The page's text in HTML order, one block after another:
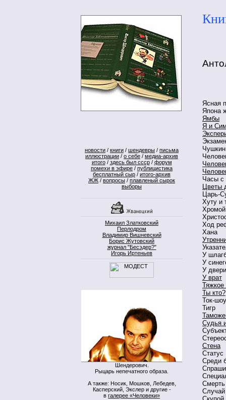
новости / книги / шендевры / письма
иллюстрации / о себе / медиа-архив
итого/ здесь был ссср/ форум
помехи в эфире / публицистика
бесплатный сыр / итого-архив
ЖЖ / вопросы / плавленый сырок
выборы
Михаил Златковский
Перлодром
Владимир Вишневский
Борис Жутовский
журнал "Бесэдер?"
Игорь Иртеньев
Шендерович.
Рыцарь непечатного образа.
А также: Носик, Мошков, Лебедев,
Касперский, Экслер и другие -
в галерее «Человеки»
Ясная
Япона
Ямбы
Я и
Часы с
Цветы
Царь-
Хуту и
Хромой
Ход
Хана
У
У
У двери
У врат
Тяжкое
Ты кто?
Ток-шоу
Тигр
Судья
Стена
Статус
Среди
Смерть
Случай